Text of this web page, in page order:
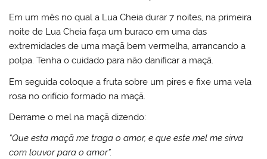
Em um mês no qual a Lua Cheia durar 7 noites, na primeira
noite de Lua Cheia faça um buraco em uma das
extremidades de uma maçã bem vermelha, arrancando a
polpa. Tenha o cuidado para não danificar a maçã.
Em seguida coloque a fruta sobre um pires e fixe uma vela
rosa no orifício formado na maçã.
Derrame o mel na maçã dizendo:
“Que esta maçã me traga o amor, e que este mel me sirva
com louvor para o amor”.